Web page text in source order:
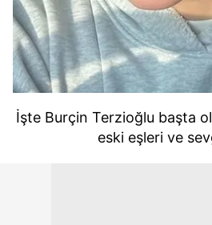
İşte Burçin Terzioğlu başta
eski eşleri ve